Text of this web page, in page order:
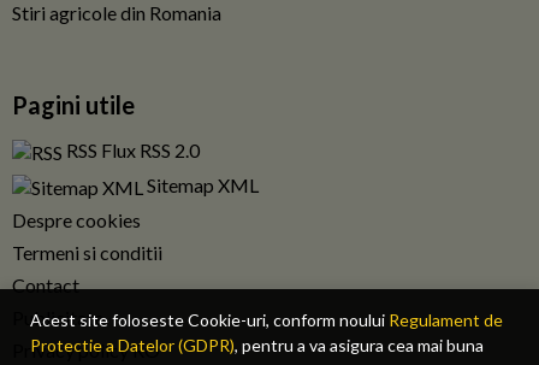
Acest site foloseste Cookie-uri, conform noului Regulament de
Protectie a Datelor (GDPR), pentru a va asigura cea mai buna
Stiri agricole din Romania
Pagini utile
RSS Flux RSS 2.0
Sitemap XML
Despre cookies
Termeni si conditii
Contact
Publicitate
Privacy policy RO